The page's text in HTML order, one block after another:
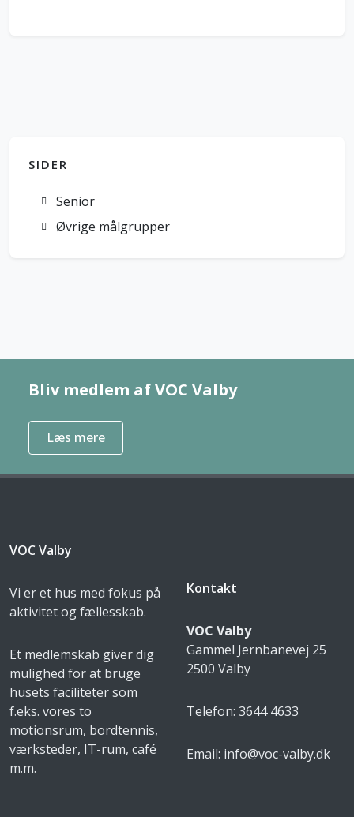
SIDER
Senior
Øvrige målgrupper
Bliv medlem af VOC Valby
Læs mere
VOC Valby
Vi er et hus med fokus på
aktivitet og fællesskab.
Et medlemskab giver dig
mulighed for at bruge
husets faciliteter som
f.eks. vores to
motionsrum, bordtennis,
værksteder, IT-rum, café
m.m.
Kontakt
VOC Valby
Gammel Jernbanevej 25
2500 Valby
Telefon: 3644 4633
Email: info@voc-valby.dk